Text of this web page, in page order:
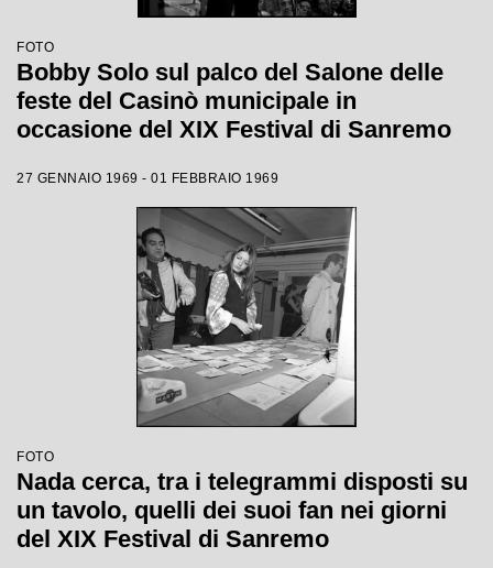
FOTO
Bobby Solo sul palco del Salone delle
feste del Casinò municipale in
occasione del XIX Festival di Sanremo
27 GENNAIO 1969 - 01 FEBBRAIO 1969
FOTO
Nada cerca, tra i telegrammi disposti su
un tavolo, quelli dei suoi fan nei giorni
del XIX Festival di Sanremo